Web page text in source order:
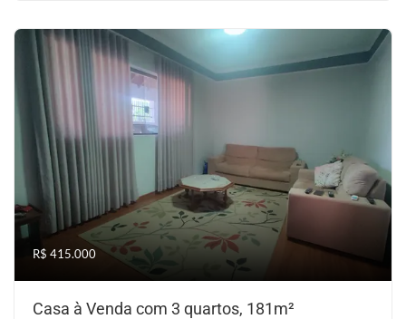
R$ 415.000
Casa à Venda com 3 quartos, 181m²